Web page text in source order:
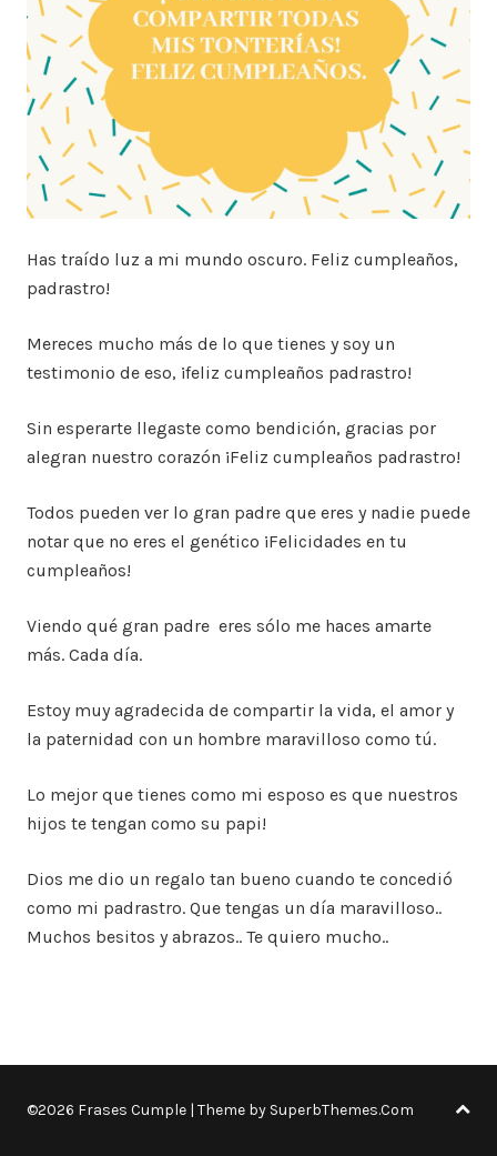
Has traído luz a mi mundo oscuro. Feliz cumpleaños,
padrastro!
Mereces mucho más de lo que tienes y soy un
testimonio de eso, ¡feliz cumpleaños padrastro!
Sin esperarte llegaste como bendición, gracias por
alegran nuestro corazón ¡Feliz cumpleaños padrastro!
Todos pueden ver lo gran padre que eres y nadie puede
notar que no eres el genético ¡Felicidades en tu
cumpleaños!
Viendo qué gran padre eres sólo me haces amarte
más. Cada día.
Estoy muy agradecida de compartir la vida, el amor y
la paternidad con un hombre maravilloso como tú.
Lo mejor que tienes como mi esposo es que nuestros
hijos te tengan como su papi!
Dios me dio un regalo tan bueno cuando te concedió
como mi padrastro. Que tengas un día maravilloso..
Muchos besitos y abrazos.. Te quiero mucho..
©2026 Frases Cumple | Theme by SuperbThemes.Com